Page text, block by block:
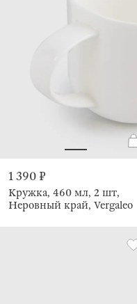
1 390 ₽
Кружка, 460 мл, 2 шт,
Неровный край, Vergaleo